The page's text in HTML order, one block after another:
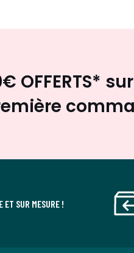
OFFERTS*
ET SUR MESURE !